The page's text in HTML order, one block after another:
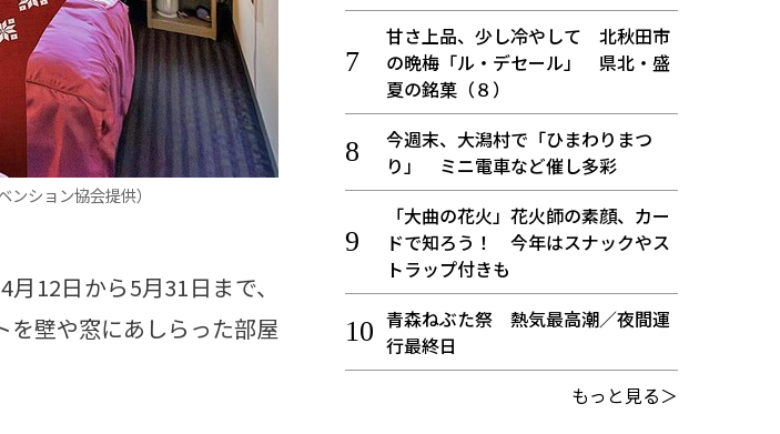
ション協会提供）
12日から5月31日まで、
壁や窓にあしらった部屋
甘さ上品、少し冷やして 北秋田市
の晩梅「ル・デセール」 県北・盛
夏の銘菓（８）
今週末、大潟村で「ひまわりまつ
り」 ミニ電車など催し多彩
「大曲の花火」花火師の素顔、カー
ドで知ろう！ 今年はスナックやス
トラップ付きも
青森ねぶた祭 熱気最高潮／夜間運
行最終日
もっと見る＞